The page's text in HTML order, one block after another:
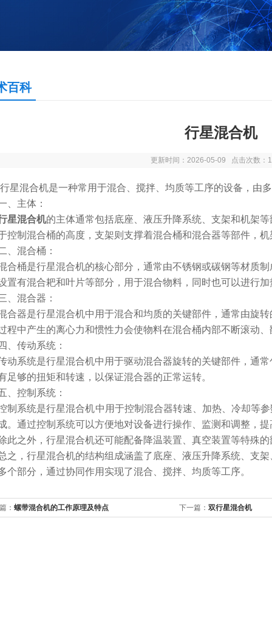
百科
行星混合机
更新时间：2026-05-09 点击次数：
合机是一种常用于混合、搅拌、均质等工序的设备，由多
主体：
星混合机的主体通常包括底座、液压升降系统、支架和机架
控制混合桶的高度，支架则支撑着混合桶和混合器等部件，
混合桶：
是行星混合机的核心部分，通常由不锈钢或碳钢等材质制
置有混合耙和叶片等部分，用于混合物料，同时也可以进行
混合器：
是行星混合机中用于混合和均质的关键部件，通常由旋转
程中产生的离心力和惯性力会使物料在混合桶内部不断滚动
动系统：
统是行星混合机中用于驱动混合器旋转的关键部件，通常
足够的扭矩和转速，以保证混合器的正常运转。
制系统：
统是行星混合机中用于控制混合器转速、加热、冷却等参
。通过控制系统可以方便地对设备进行操作、监测和调整，
外，行星混合机还可能配备降温装置、真空装置等特殊的
行星混合机的结构组成涵盖了底座、液压升降系统、支架
个部分，通过协同作用实现了混合、搅拌、均质等工序。
： 螺带混合机的工作原理及特点 下一篇： 双行星混合机